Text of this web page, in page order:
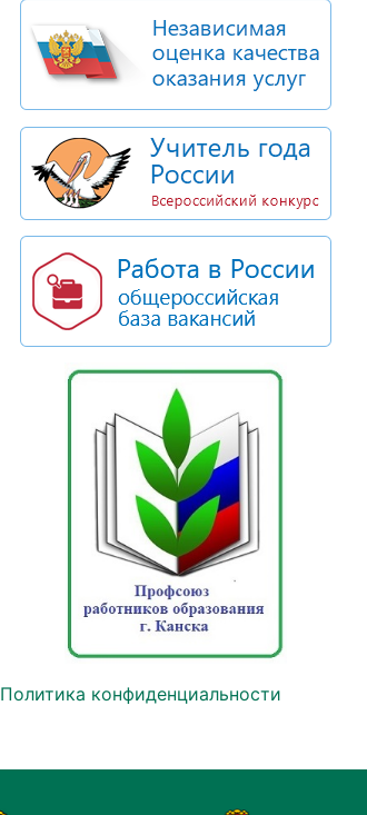
Политика конфиденциальности